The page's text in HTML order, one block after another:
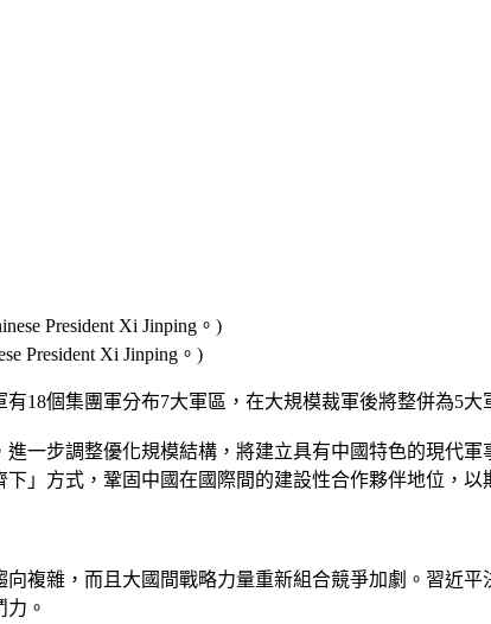
President Xi Jinping。)
有18個集團軍分布7大軍區，在大規模裁軍後將整併為5
一步調整優化規模結構，將建立具有中國特色的現代
」方式，鞏固中國在國際間的建設性合作夥伴地位，以
複雜，而且大國間戰略力量重新組合競爭加劇。習近
。